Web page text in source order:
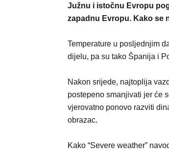
Južnu i istočnu Evropu
zapadnu Evropu. Kako se
Temperature u posljednjim
dijelu, pa su tako Španija i
Nakon srijede, najtoplija
postepeno smanjivati jer će
vjerovatno ponovo razviti
obrazac.
Kako “Severe weather”